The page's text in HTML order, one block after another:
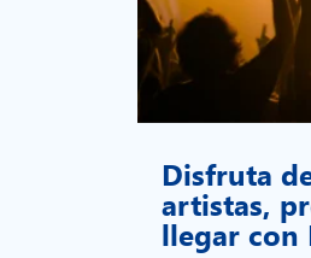
Disfruta
artistas,
llegar